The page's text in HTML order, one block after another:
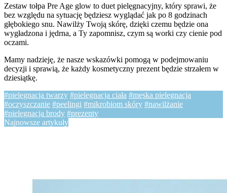
Zestaw tołpa Pre Age glow to duet pielęgnacyjny, który sprawi, że
bez względu na sytuację będziesz wyglądać jak po 8 godzinach
głębokiego snu. Nawilży Twoją skórę, dzięki czemu będzie ona
wygładzona i jędrna, a Ty zapomnisz, czym są worki czy cienie pod
oczami.
Mamy nadzieję, że nasze wskazówki pomogą w podejmowaniu
decyzji i sprawią, że każdy kosmetyczny prezent będzie strzałem w
dziesiątkę.
#pielęgnacja twarzy #pielęgnacja ciała #męska pielęgnacja
#oczyszczanie #peelingi #mikrobiom skóry #nawilżanie
#pielęgnacja brody #prezenty
Najnowsze artykuły